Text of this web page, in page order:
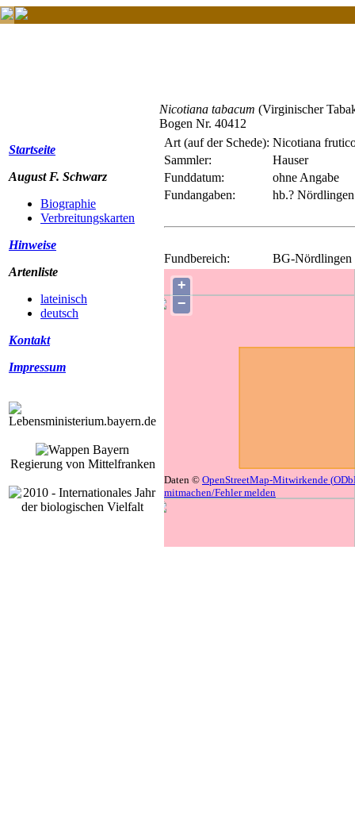
Startseite
August F. Schwarz
Biographie
Verbreitungskarten
Hinweise
Artenliste
lateinisch
deutsch
Kontakt
Impressum
Regierung von Mittelfranken
Nicotiana tabacum (Virginischer
Bogen Nr. 40412
Art (auf der Schede): Nicotiana
Sammler:
Hauser
Funddatum:
ohne Angabe
Fundangaben:
hb.?
Fundbereich: BG-Nördlingen
+
−
Daten © OpenStreetMap-Mitwirkende (
mitmachen/Fehler melden